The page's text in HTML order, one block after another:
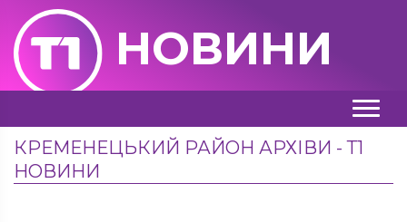
НОВИНИ
КРЕМЕНЕЦЬКИЙ РАЙОН АРХІВИ - Т1
НОВИНИ